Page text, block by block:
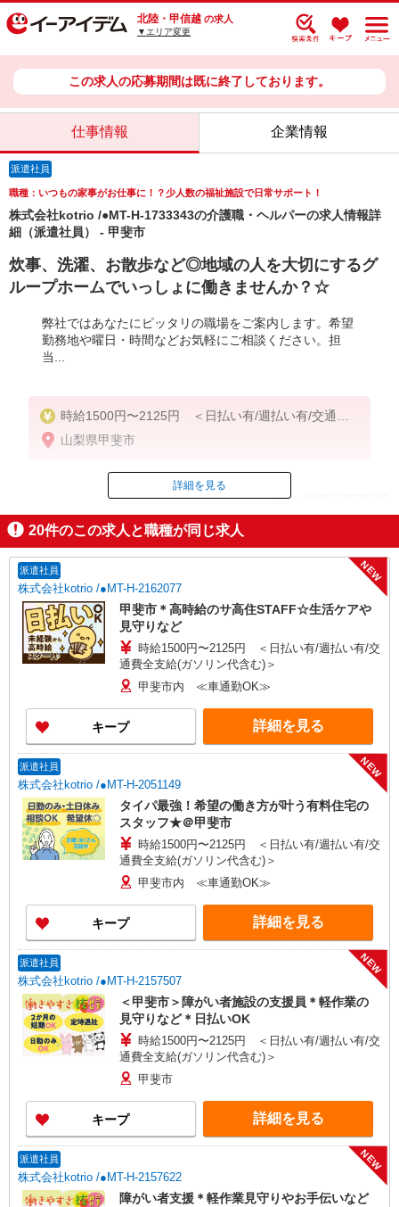
北陸・甲信越 の求人
▼エリア変更
この求人の応募期間は既に終了しております。
仕事情報 企業情報
派遣社員
職種：いつもの家事がお仕事に！？少人数の福祉施設で日常サポート！
株式会社kotrio /●MT-H-1733343の介護職・ヘルパーの求人情報詳
細（派遣社員） - 甲斐市
炊事、洗濯、お散歩など◎地域の人を大切にするグ
ループホームでいっしょに働きませんか？☆
弊社ではあなたにピッタリの職場をご案内します。希望
勤務地や曜日・時間などお気軽にご相談ください。担
当...
時給1500円〜2125円 ＜日払い有/週払い有/交通費
全支給(ガソリン代含む)＞
山梨県甲斐市
ID：AE0527629580
掲載期間終了
詳細を見る
20件のこの求人と職種が同じ求人
派遣社員
株式会社kotrio /●MT-H-2162077
NEW
甲斐市＊高時給のサ高住STAFF☆生活ケアや
見守りなど
時給1500円〜2125円 ＜日払い有/週払い有/交
通費全支給(ガソリン代含む)＞
甲斐市内 ≪車通勤OK≫
キープ 詳細を見る
派遣社員
株式会社kotrio /●MT-H-2051149
NEW
タイパ最強！希望の働き方が叶う有料住宅の
スタッフ★＠甲斐市
時給1500円〜2125円 ＜日払い有/週払い有/交
通費全支給(ガソリン代含む)＞
甲斐市内 ≪車通勤OK≫
キープ 詳細を見る
派遣社員
株式会社kotrio /●MT-H-2157507
NEW
＜甲斐市＞障がい者施設の支援員＊軽作業の
見守りなど＊日払いOK
時給1500円〜2125円 ＜日払い有/週払い有/交
通費全支給(ガソリン代含む)＞
甲斐市
キープ 詳細を見る
派遣社員
株式会社kotrio /●MT-H-2157622
NEW
障がい者支援＊軽作業見守りやお手伝いなど